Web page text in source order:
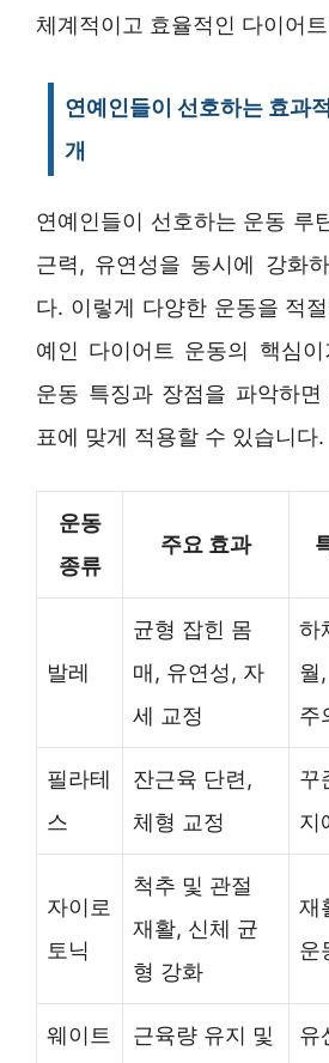
체계적이고 효율적인 다이어
연예인들이 선호하는 효과
개
연예인들이 선호하는 운동 루
근력, 유연성을 동시에 강화
다. 이렇게 다양한 운동을 적
예인 다이어트 운동의 핵심
운동 특징과 장점을 파악하
표에 맞게 적용할 수 있습니다.
운동
종류
주요 효과
발레
균형 잡힌 몸
매, 유연성, 자
세 교정
하
월
주
필라테
스
잔근육 단련,
체형 교정
꾸
지
자이로
토닉
척추 및 관절
재활, 신체 균
형 강화
재
운
웨이트
근육량 유지 및
유